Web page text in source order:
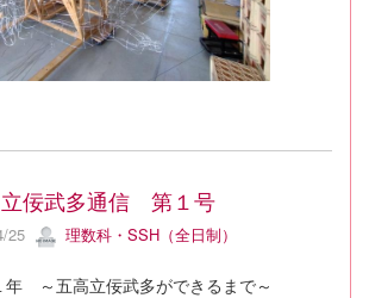
佞武多通信 第１号
25 理数科・SSH（全日制）
年 ～五高立佞武多ができるまで～